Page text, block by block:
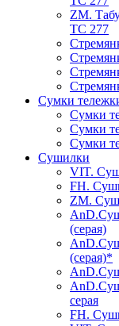
ZM.
ТС 277
Сумки
Сумки
Сумки
Сумки
Сушилки
VIT.
FH.
ZM.
(серая)
(серая)*
серая
FH.